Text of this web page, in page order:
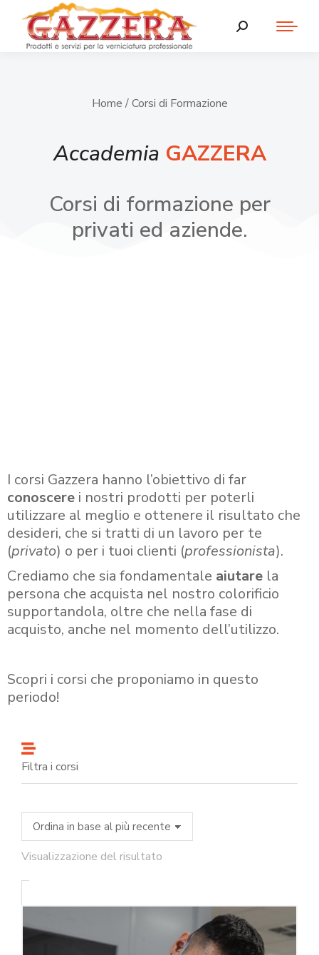
Home / Corsi di Formazione
Accademia GAZZERA
Corsi di formazione per
privati ed aziende.
I corsi Gazzera hanno l’obiettivo di far
conoscere i nostri prodotti per poterli
utilizzare al meglio e ottenere il risultato che
desideri, che si tratti di un lavoro per te
(privato) o per i tuoi clienti (professionista).
Crediamo che sia fondamentale aiutare la
persona che acquista nel nostro colorificio
supportandola, oltre che nella fase di
acquisto, anche nel momento dell’utilizzo.
Scopri i corsi che proponiamo in questo
periodo!
Filtra i corsi
Visualizzazione del risultato